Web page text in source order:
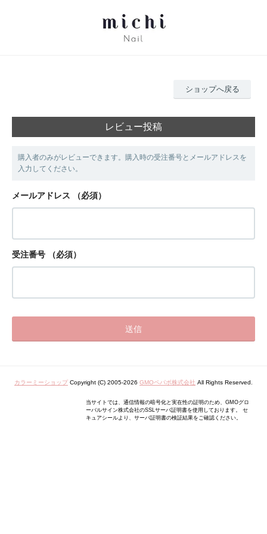
ショップへ戻る
レビュー投稿
購入者のみがレビューできます。購入時の受注番号とメールアドレスを
入力してください。
メールアドレス （必須）
受注番号 （必須）
カラーミーショップ Copyright (C) 2005-2026 GMOペパボ株式会社 All Rights Reserved.
当サイトでは、通信情報の暗号化と実在性の証明のため、GMOグロ
ーバルサイン株式会社のSSLサーバ証明書を使用しております。 セ
キュアシールより、サーバ証明書の検証結果をご確認ください。